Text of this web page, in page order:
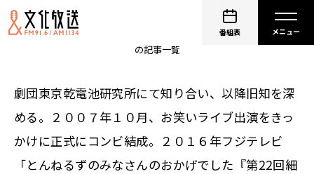
番組表
の記事一覧
劇団東京乾電池研究所にて知り合い、以降旧知を深
める。２００７年１０月、お笑いライブ出演をきっ
かけに正式にコンビ結成。２０１６年フジテレビ
「とんねるずのみなさんのおかげでした『第22回細